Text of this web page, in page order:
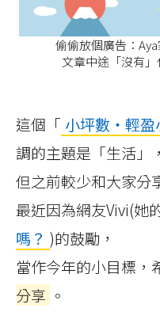
偷偷放個廣告：
文章中途「沒有
這個「 小坪數‧輕盈
調的主題是「生活」，
但之前較少和大家分
最近因為網友Vivi(她
嗎？ )的鼓勵，
當作今年的小目標，
分享 。